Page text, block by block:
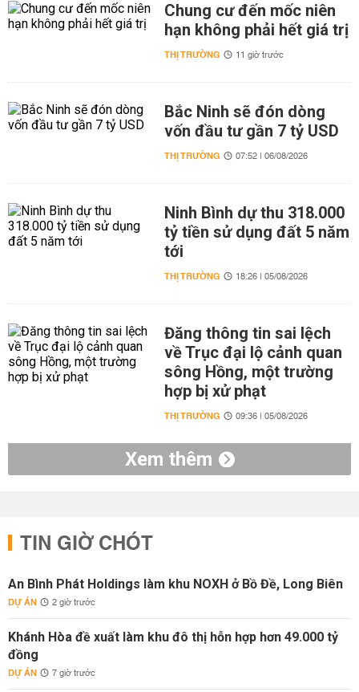
Chung cư đến mốc niên
hạn không phải hết giá trị
THỊ TRƯỜNG 11 giờ trước
Bắc Ninh sẽ đón dòng
vốn đầu tư gần 7 tỷ USD
THỊ TRƯỜNG 07:52 | 06/08/2026
Ninh Bình dự thu 318.000
tỷ tiền sử dụng đất 5 năm
tới
THỊ TRƯỜNG 18:26 | 05/08/2026
Đăng thông tin sai lệch
về Trục đại lộ cảnh quan
sông Hồng, một trường
hợp bị xử phạt
THỊ TRƯỜNG 09:36 | 05/08/2026
Xem thêm
TIN GIỜ CHÓT
An Bình Phát Holdings làm khu NOXH ở Bồ Đề, Long Biên
DỰ ÁN 2 giờ trước
Khánh Hòa đề xuất làm khu đô thị hỗn hợp hơn 49.000 tỷ
đồng
DỰ ÁN 7 giờ trước